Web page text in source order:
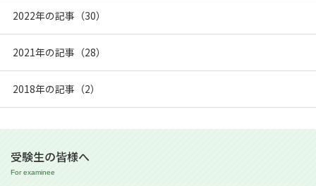
2022年の記事（30）
2021年の記事（28）
2018年の記事（2）
受験生の皆様へ